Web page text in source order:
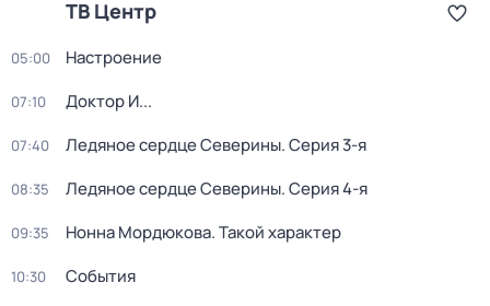
ТВ Центр
05:00 Настроение
07:10 Доктор И...
07:40 Ледяное сердце Северины. Серия 3-я
08:35 Ледяное сердце Северины. Серия 4-я
09:35 Нонна Мордюкова. Такой характер
10:30 События